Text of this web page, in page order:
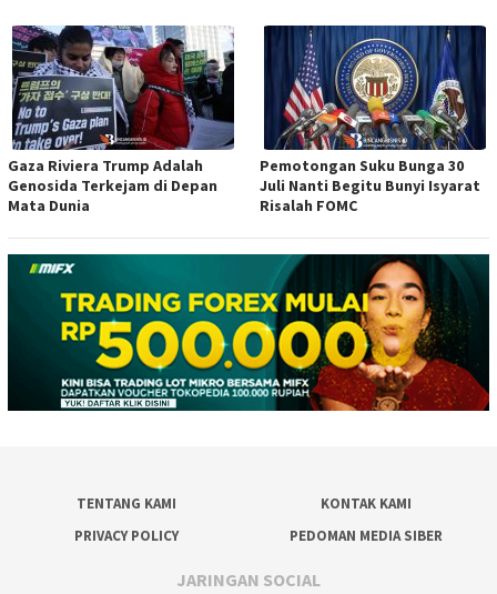
Gaza Riviera Trump Adalah
Genosida Terkejam di Depan
Mata Dunia
Pemotongan Suku Bunga 30
Juli Nanti Begitu Bunyi Isyarat
Risalah FOMC
TENTANG KAMI
KONTAK KAMI
PRIVACY POLICY
PEDOMAN MEDIA SIBER
JARINGAN SOCIAL